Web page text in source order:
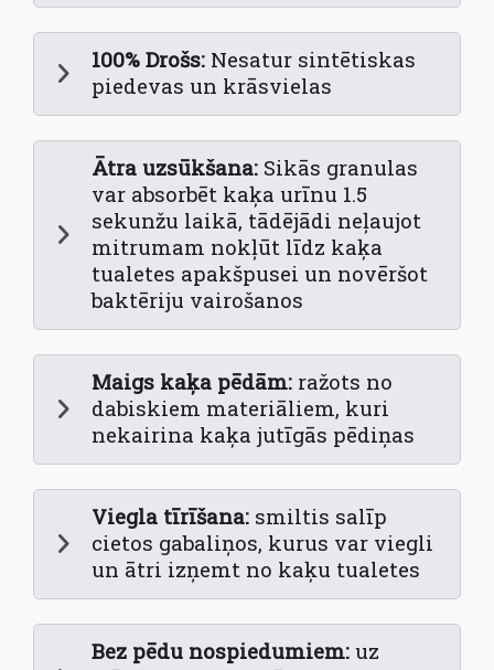
100% Drošs: Nesatur sintētiskas
piedevas un krāsvielas
Ātra uzsūkšana: Sikās granulas
var absorbēt kaķa urīnu 1.5
sekunžu laikā, tādējādi neļaujot
mitrumam nokļūt līdz kaķa
tualetes apakšpusei un novēršot
baktēriju vairošanos
Maigs kaķa pēdām: ražots no
dabiskiem materiāliem, kuri
nekairina kaķa jutīgās pēdiņas
Viegla tīrīšana: smiltis salīp
cietos gabaliņos, kurus var viegli
un ātri izņemt no kaķu tualetes
Bez pēdu nospiedumiem: uz